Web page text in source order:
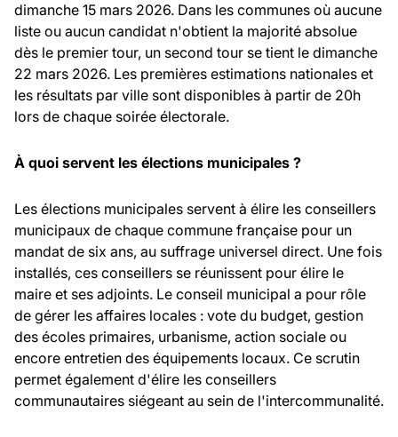
dimanche 15 mars 2026. Dans les communes où aucune
liste ou aucun candidat n'obtient la majorité absolue
dès le premier tour, un second tour se tient le dimanche
22 mars 2026. Les premières estimations nationales et
les résultats par ville sont disponibles à partir de 20h
lors de chaque soirée électorale.
À quoi servent les élections municipales ?
Les élections municipales servent à élire les conseillers
municipaux de chaque commune française pour un
mandat de six ans, au suffrage universel direct. Une fois
installés, ces conseillers se réunissent pour élire le
maire et ses adjoints. Le conseil municipal a pour rôle
de gérer les affaires locales : vote du budget, gestion
des écoles primaires, urbanisme, action sociale ou
encore entretien des équipements locaux. Ce scrutin
permet également d'élire les conseillers
communautaires siégeant au sein de l'intercommunalité.